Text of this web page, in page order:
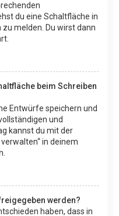
du eine Schaltfläche in
melden. Du wirst dann
beim Schreiben
Entwürfe speichern und
und
kannst du mit der
in deinem
werden?
haben, dass in